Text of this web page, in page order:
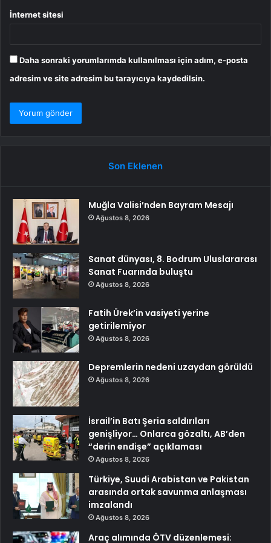
İnternet sitesi
Daha sonraki yorumlarımda kullanılması için adım, e-posta
adresim ve site adresim bu tarayıcıya kaydedilsin.
Son Eklenen
Muğla Valisi’nden Bayram Mesajı
Ağustos 8, 2026
Sanat dünyası, 8. Bodrum Uluslararası
Sanat Fuarında buluştu
Ağustos 8, 2026
Fatih Ürek’in vasiyeti yerine
getirilemiyor
Ağustos 8, 2026
Depremlerin nedeni uzaydan görüldü
Ağustos 8, 2026
İsrail’in Batı Şeria saldırıları
genişliyor… Onlarca gözaltı, AB’den
“derin endişe” açıklaması
Ağustos 8, 2026
Türkiye, Suudi Arabistan ve Pakistan
arasında ortak savunma anlaşması
imzalandı
Ağustos 8, 2026
Araç alımında ÖTV düzenlemesi: